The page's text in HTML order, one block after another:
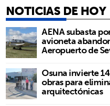
NOTICIAS DE HOY
AENA subasta
avioneta
Aeropuerto de
Osuna invierte
obras para
arquitectónicas